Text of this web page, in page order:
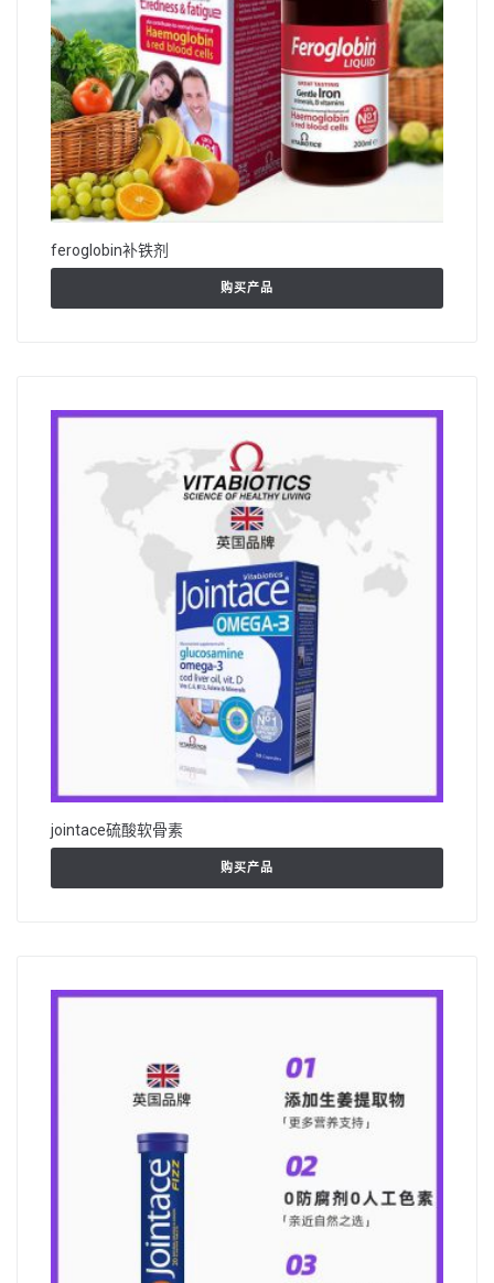
feroglobin补铁剂
购买产品
jointace硫酸软骨素
购买产品